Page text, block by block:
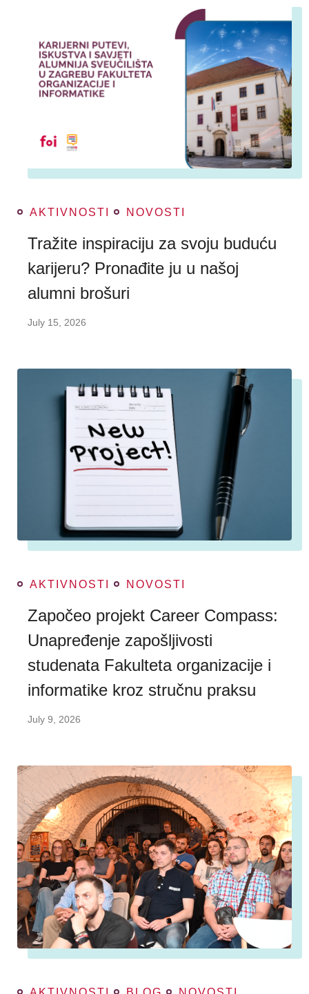
AKTIVNOSTI NOVOSTI
Tražite inspiraciju za svoju buduću
karijeru? Pronađite ju u našoj
alumni brošuri
July 15, 2026
AKTIVNOSTI NOVOSTI
Započeo projekt Career Compass:
Unapređenje zapošljivosti
studenata Fakulteta organizacije i
informatike kroz stručnu praksu
July 9, 2026